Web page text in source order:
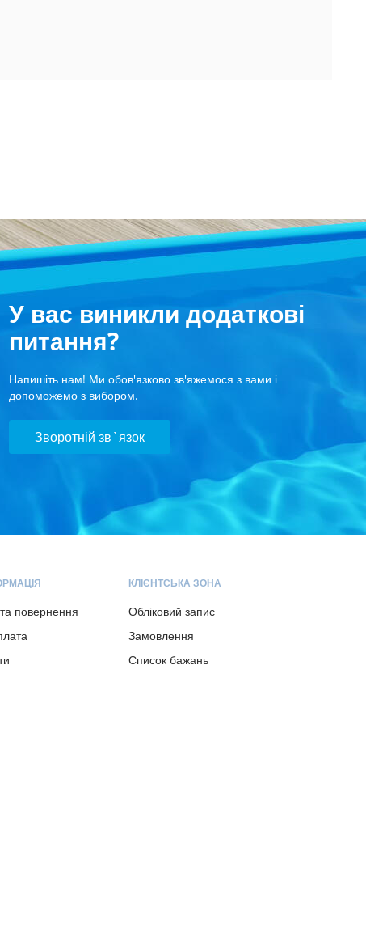
У вас виникли додаткові
питання?
Напишіть нам! Ми обов'язково зв'яжемося з вами і
допоможемо з вибором.
Зворотній зв`язок
повернення
КЛІЄНТСЬКА ЗОНА
Обліковий запис
Замовлення
Список бажань